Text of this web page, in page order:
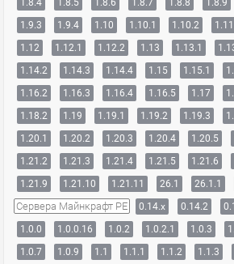
1.8.4
1.8.5 1.8.6 1.8.7 1.8.8 1.8.9
1.9.3
1.9.4 1.10 1.10.1 1.10.2 1.11
1.12
1.12.1 1.12.2 1.13 1.13.1
1.14.2
1.14.3 1.14.4 1.15 1.15.1
1.16.2
1.16.3 1.16.4 1.16.5 1.17
1.18.2
1.19 1.19.1 1.19.2 1.19.3
1.20.1
1.20.2 1.20.3 1.20.4 1.20.5
1.21.2
1.21.3 1.21.4 1.21.5 1.21.6
1.21.9
1.21.10 1.21.11 26.1 26.1.1
Сервера Майнкрафт PE 0.14.x 0.14.2
1.0.0
1.0.0.16 1.0.2 1.0.2.1 1.0.3
1.0.7
1.0.9 1.1 1.1.1 1.1.2 1.1.3